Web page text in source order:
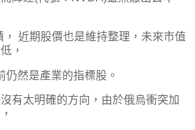
近期股價也是維持整理，未來市值
，
然是產業的指標股。
有太明確的方向，由於俄烏衝突加